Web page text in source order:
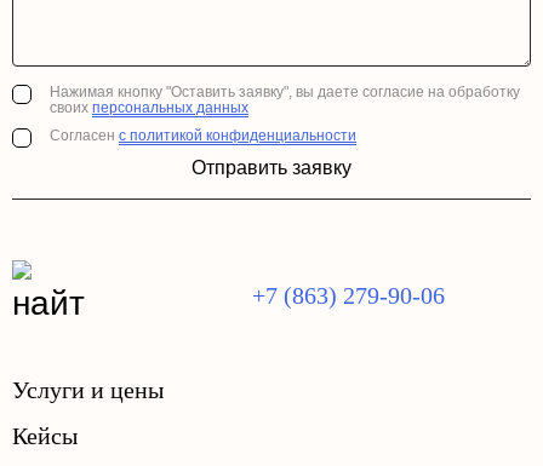
Нажимая кнопку "Оставить заявку", вы даете согласие на обработку
своих персональных данных
Согласен с политикой конфиденциальности
Отправить заявку
+7 (863) 279-90-06
Услуги и цены
Кейсы